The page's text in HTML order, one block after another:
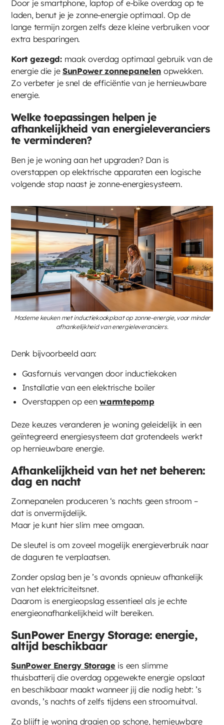
Door je smartphone, laptop of e-bike overdag op te
laden, benut je je zonne-energie optimaal. Op de
lange termijn zorgen zelfs deze kleine verbruiken voor
extra besparingen.
Kort gezegd:maak overdag optimaal gebruik van de
energie die jeSunPower zonnepanelen opwekken.
Zo verbeter je snel de efficiëntie van je hernieuwbare
energie.
Welke toepassingen helpen je
afhankelijkheid van energieleveranciers
te verminderen?
Ben je je woning aan het upgraden? Dan is
overstappen op elektrische apparaten een logische
volgende stap naast je zonne-energiesysteem.
Moderne keuken met inductiekookplaat op zonne-energie, voor minder
afhankelijkheid van energieleveranciers.
Denk bijvoorbeeld aan:
Gasfornuis vervangen door inductiekoken
Installatie van een elektrische boiler
Overstappen op eenwarmtepomp
Deze keuzes veranderen je woning geleidelijk in een
geïntegreerd energiesysteem dat grotendeels werkt
op hernieuwbare energie.
Afhankelijkheid van het net beheren:
dag en nacht
Zonnepanelen produceren ‘s nachts geen stroom –
dat is onvermijdelijk.
Maar je kunt hier slim mee omgaan.
De sleutel is om zoveel mogelijk energieverbruik naar
de daguren te verplaatsen.
Zonder opslag ben je ’s avonds opnieuw afhankelijk
van het elektriciteitsnet.
Daarom is energieopslag essentieel als je echte
energieonafhankelijkheid wilt bereiken.
SunPower Energy Storage: energie,
altijd beschikbaar
SunPower Energy Storage is een slimme
thuisbatterij die overdag opgewekte energie opslaat
en beschikbaar maakt wanneer jij die nodig hebt: ’s
avonds, ’s nachts of zelfs tijdens een stroomuitval.
Zo blijft je woning draaien op schone, hernieuwbare